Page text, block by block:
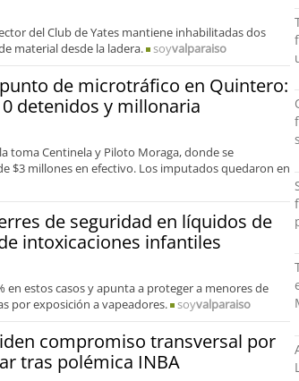
del Club de Yates mantiene inhabilitadas dos
material desde la ladera.
soyvalparaiso
de microtráfico en Quintero:
detenidos y millonaria
toma Centinela y Piloto Moraga, donde se
$3 millones en efectivo. Los imputados quedaron en
de seguridad en líquidos de
intoxicaciones infantiles
en estos casos y apunta a proteger a menores de
por exposición a vapeadores.
soyvalparaiso
compromiso transversal por
tras polémica INBA